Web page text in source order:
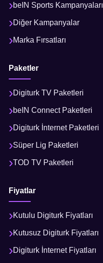
beIN Sports Kampanyaları
Diğer Kampanyalar
Marka Fırsatları
Paketler
Digiturk TV Paketleri
beIN Connect Paketleri
Digiturk İnternet Paketleri
Süper Lig Paketleri
TOD TV Paketleri
Fiyatlar
Kutulu Digiturk Fiyatları
Kutusuz Digiturk Fiyatları
Digiturk İnternet Fiyatları